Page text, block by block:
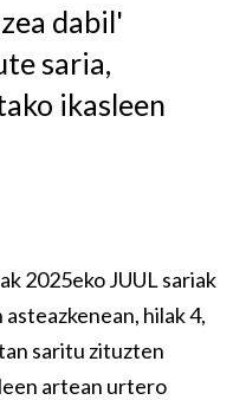
dabil'
saria,
ikasleen
2025eko JUUL sariak
hilak 4,
saritu zituzten
artean urtero